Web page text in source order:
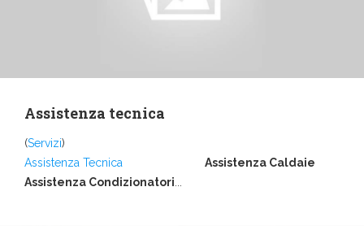
Assistenza tecnica
(Servizi)
Assistenza Tecnica
Assistenza Caldaie
Assistenza Condizionatori